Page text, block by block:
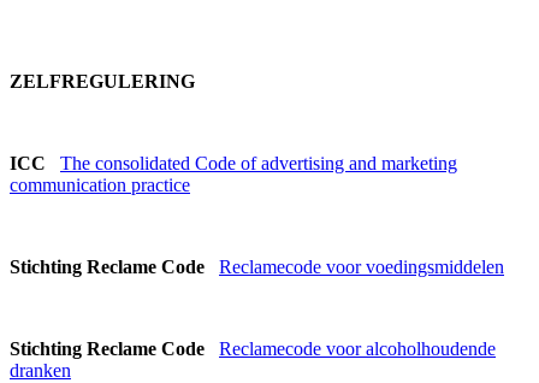
ZELFREGULERING
ICC
The consolidated Code of advertising and marketing
communication practice
Stichting Reclame Code Reclamecode voor voedingsmiddelen
Stichting Reclame Code
Reclamecode voor alcoholhoudende
dranken